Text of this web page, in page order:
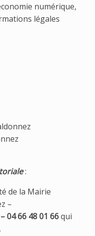
numérique,
légales
:
de la Mairie
–
04 66 48 01 66qui